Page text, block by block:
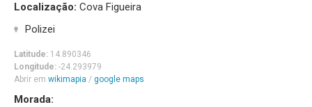
Localização: Cova Figueira
Polizei
Latitude: 14.890346
Longitude: -24.293979
Abrir em wikimapia / google maps
Morada: